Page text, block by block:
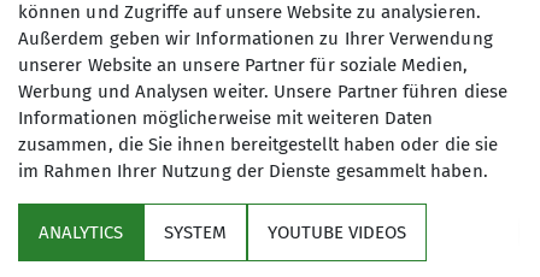
8
wichtige Infos
können und Zugriffe auf unsere Website zu analysieren.
Außerdem geben wir Informationen zu Ihrer Verwendung
unserer Website an unsere Partner für soziale Medien,
Werbung und Analysen weiter. Unsere Partner führen diese
Informationen möglicherweise mit weiteren Daten
zusammen, die Sie ihnen bereitgestellt haben oder die sie
im Rahmen Ihrer Nutzung der Dienste gesammelt haben.
ANALYTICS SYSTEM YOUTUBE VIDEOS